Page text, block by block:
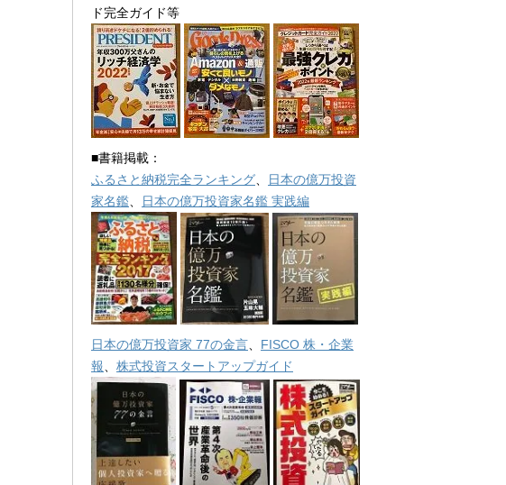
ド完全ガイド等
■書籍掲載：
ふるさと納税完全ランキング、
日本の億万投資
家名鑑、 日本の億万投資家名鑑 実践編
日本の億万投資家 77の金言、 FISCO 株・企業
報、 株式投資スタートアップガイド